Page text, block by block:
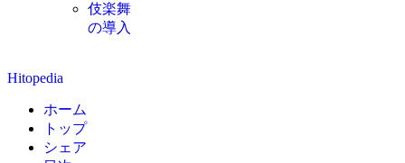
伎楽舞
の導入
Hitopedia
ホーム
トップ
シェア